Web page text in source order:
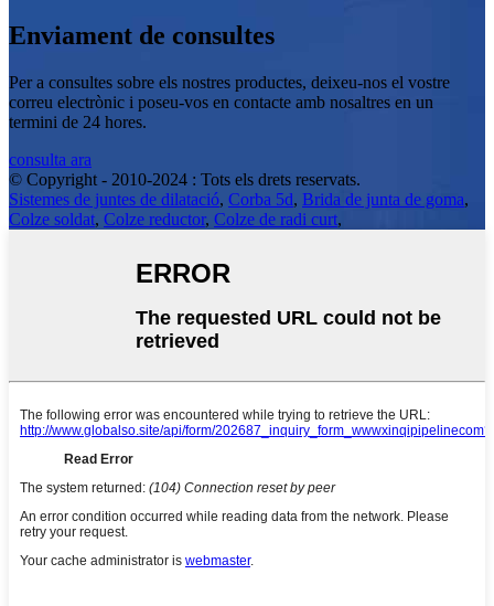
Enviament de consultes
Per a consultes sobre els nostres productes, deixeu-nos el vostre
correu electrònic i poseu-vos en contacte amb nosaltres en un
termini de 24 hores.
consulta ara
© Copyright - 2010-2024 : Tots els drets reservats.
Sistemes de juntes de dilatació, Corba 5d, Brida de junta de goma,
Colze soldat, Colze reductor, Colze de radi curt,